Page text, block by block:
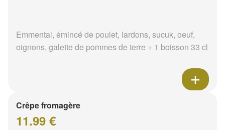
Emmental, émincé de poulet, lardons, sucuk, oeuf,
oignons, galette de pommes de terre + 1 boisson 33 cl
Crêpe fromagère
11.99 €